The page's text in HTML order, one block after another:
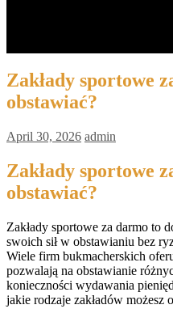
Zakłady sportowe
obstawiać?
April 30, 2026 admin
Zakłady sportowe
obstawiać?
Zakłady sportowe za darmo to
swoich sił w obstawianiu bez
Wiele firm bukmacherskich
pozwalają na obstawianie
konieczności wydawania
jakie rodzaje zakładów możesz